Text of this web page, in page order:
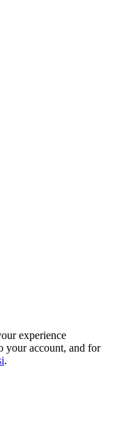
experience
your account, and for
.